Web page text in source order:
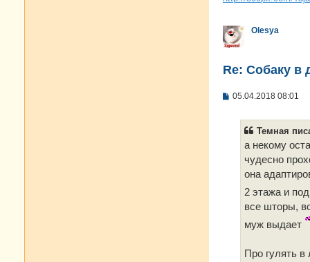
Olesya
Re: Собаку в
С
05.04.2018 08:01
Темная
а некому
чудесно
она
2 этажа и
все шторы,
муж выдает
Про гулять